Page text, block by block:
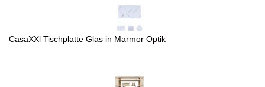
CasaXXl Tischplatte Glas in Marmor Optik